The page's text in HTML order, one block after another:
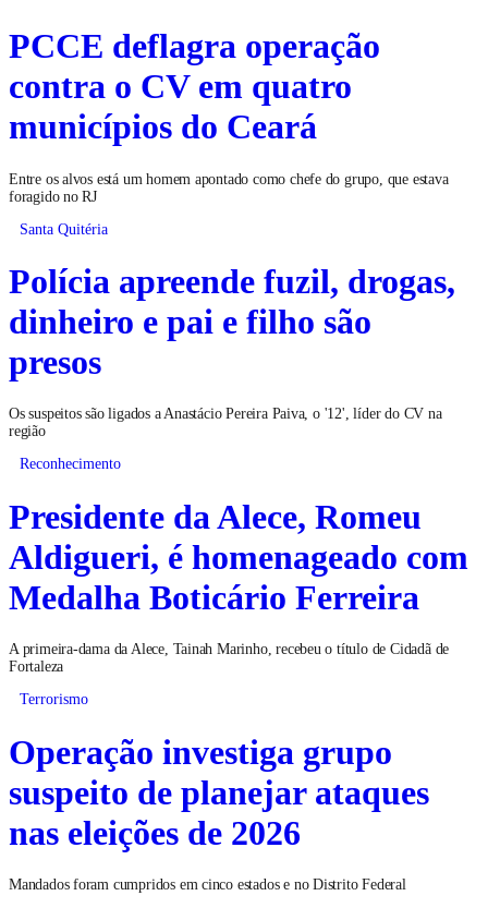
PCCE deflagra operação
contra o CV em quatro
municípios do Ceará
Entre os alvos está um homem apontado como chefe do grupo, que estava
foragido no RJ
Santa Quitéria
Polícia apreende fuzil, drogas,
dinheiro e pai e filho são
presos
Os suspeitos são ligados a Anastácio Pereira Paiva, o '12', líder do CV na
região
Reconhecimento
Presidente da Alece, Romeu
Aldigueri, é homenageado com
Medalha Boticário Ferreira
A primeira-dama da Alece, Tainah Marinho, recebeu o título de Cidadã de
Fortaleza
Terrorismo
Operação investiga grupo
suspeito de planejar ataques
nas eleições de 2026
Mandados foram cumpridos em cinco estados e no Distrito Federal